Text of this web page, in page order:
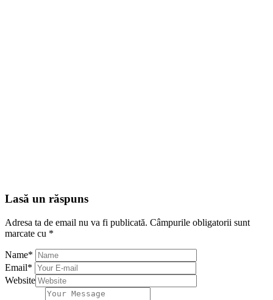
Lasă un răspuns
Adresa ta de email nu va fi publicată. Câmpurile obligatorii sunt
marcate cu *
Name*
Email*
Website